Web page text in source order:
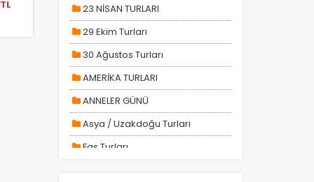
TL
23 NİSAN TURLARI
29 Ekim Turları
30 Ağustos Turları
AMERİKA TURLARI
ANNELER GÜNÜ
Asya / Uzakdoğu Turları
Fas Turları